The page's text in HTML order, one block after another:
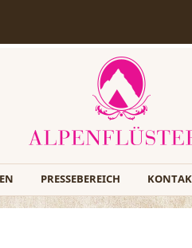
PRESSEBEREICH